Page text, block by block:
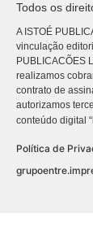
Todos os
A ISTOÉ
vinculação
PUBLICACÕES
realizamos
contrato de
autorizamos
conteúdo digital “
Política de